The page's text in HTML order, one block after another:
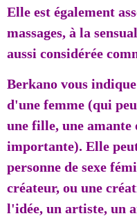
Elle est également
massages, à la
aussi considérée
Berkano vous
d'une femme (qui
une fille, une
importante). Elle
personne de sexe
créateur, ou une
l'idée, un artiste, un